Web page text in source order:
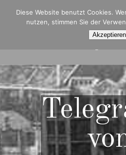
Diese Website benutzt Cookies.
nutzen, stimmen Sie der
Akzeptieren